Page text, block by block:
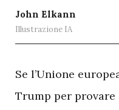
John Elkann
Illustrazione IA
Se l’Unione
Trump per